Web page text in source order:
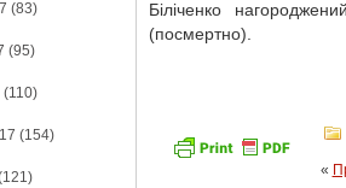
(83)
(95)
(110)
(154)
Біліченко
(посмертно).
«